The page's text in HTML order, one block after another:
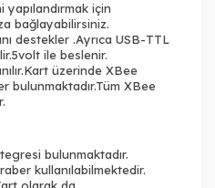
için
bağlayabilirsiniz.
destekler .Ayrıca USB-TTL
ile beslenir.
üzerinde XBee
bulunmaktadır.Tüm XBee
bulunmaktadır.
kullanılabilmektedir.